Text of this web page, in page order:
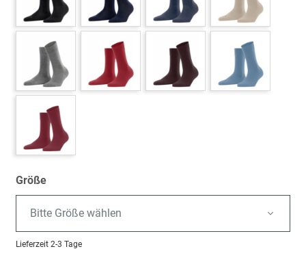
Größe
Bitte Größe wählen
Lieferzeit 2-3 Tage